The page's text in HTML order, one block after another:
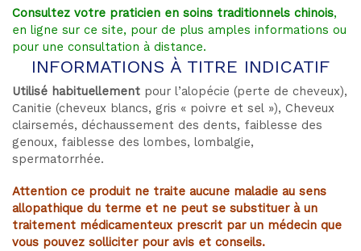
Consultez votre praticien en soins traditionnels chinois,
en ligne sur ce site, pour de plus amples informations ou
pour une consultation à distance.
INFORMATIONS À TITRE INDICATIF
Utilisé habituellement pour l’alopécie (perte de cheveux),
Canitie (cheveux blancs, gris « poivre et sel »), Cheveux
clairsemés, déchaussement des dents, faiblesse des
genoux, faiblesse des lombes, lombalgie,
spermatorrhée.
Attention ce produit ne traite aucune maladie au sens
allopathique du terme et ne peut se substituer à un
traitement médicamenteux prescrit par un médecin que
vous pouvez solliciter pour avis et conseils.